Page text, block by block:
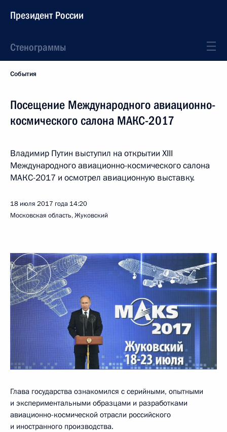
Президент России
Стенограммы
События
Посещение Международного авиационно-
космического салона МАКС-2017
Владимир Путин выступил на открытии XIII
Международного авиационно-космического салона
МАКС-2017 и осмотрел авиационную выставку.
18 июля 2017 года 14:20
Московская область, Жуковский
Глава государства ознакомился с серийными, опытными
и экспериментальными образцами и разработками
авиационно-космической отрасли российского
и иностранного производства.